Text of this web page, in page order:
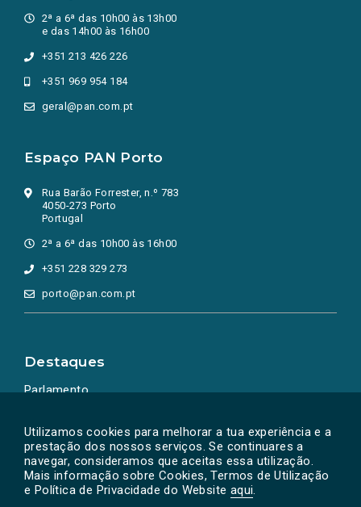
Utilizamos cookies para melhorar a tua experiência e a
prestação dos nossos serviços. Se continuares a
navegar, consideramos que aceitas essa utilização.
Mais informação sobre Cookies, Termos de Utilização
e Política de Privacidade do Website aqui.
2ª a 6ª das 10h00 às 13h00
e das 14h00 às 16h00
+351 213 426 226
+351 969 954 184
geral@pan.com.pt
Espaço PAN Porto
Rua Barão Forrester, n.º 783
4050-273 Porto
Portugal
2ª a 6ª das 10h00 às 16h00
+351 228 329 273
porto@pan.com.pt
Destaques
Parlamento